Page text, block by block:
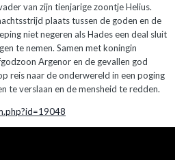
van zijn tienjarige zoontje Helius.
plaats tussen de goden en de
niet negeren als Hades een deal sluit
te nemen. Samen met koningin
Argenor en de gevallen god
reis naar de onderwereld in een poging
te verslaan en de mensheid te redden.